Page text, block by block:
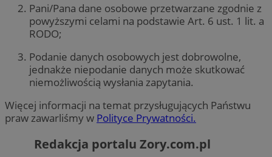
Pani/Pana dane osobowe przetwarzane zgodnie z
powyższymi celami na podstawie Art. 6 ust. 1 lit. a
RODO;
Podanie danych osobowych jest dobrowolne,
jednakże niepodanie danych może skutkować
niemożliwością wysłania zapytania.
Więcej informacji na temat przysługujących Państwu
praw zawarliśmy w Polityce Prywatności.
Redakcja portalu Zory.com.pl